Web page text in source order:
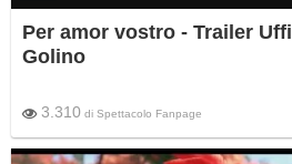
Per amor vostro - Trailer
Golino
3.310 di Spettacolo Fanpage